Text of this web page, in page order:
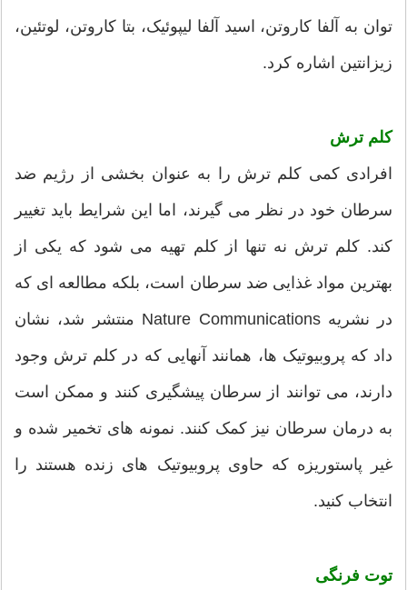
توان به آلفا کاروتن، اسید آلفا لیپوئیک، بتا کاروتن، لوتئین،
زیزانتین اشاره کرد.
کلم ترش
افرادی کمی کلم ترش را به عنوان بخشی از رژیم ضد
سرطان خود در نظر می گیرند، اما این شرایط باید تغییر
کند. کلم ترش نه تنها از کلم تهیه می شود که یکی از
بهترین مواد غذایی ضد سرطان است، بلکه مطالعه ای که
در نشریه Nature Communications منتشر شد، نشان
داد که پروبیوتیک ها، همانند آنهایی که در کلم ترش وجود
دارند، می توانند از سرطان پیشگیری کنند و ممکن است
به درمان سرطان نیز کمک کنند. نمونه های تخمیر شده و
غیر پاستوریزه که حاوی پروبیوتیک های زنده هستند را
انتخاب کنید.
توت فرنگی